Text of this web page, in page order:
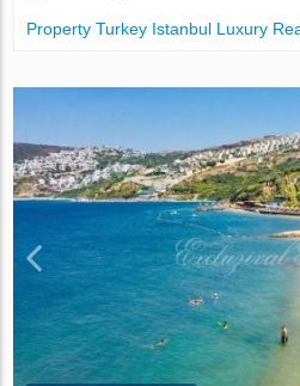
Property Turkey Istanbul Luxury